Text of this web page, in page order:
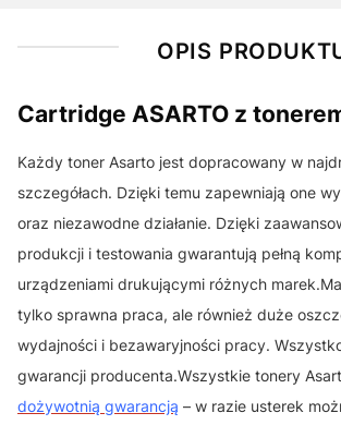
OPIS
Cartridge ASARTO z
Każdy toner Asarto jest dopracowany w
szczegółach. Dzięki temu zapewniają one
oraz niezawodne działanie. Dzięki
produkcji i testowania gwarantują pełną
urządzeniami drukującymi różnych
tylko sprawna praca, ale również duże
wydajności i bezawaryjności pracy.
gwarancji producenta.Wszystkie tonery
dożywotnią gwarancją – w razie usterek